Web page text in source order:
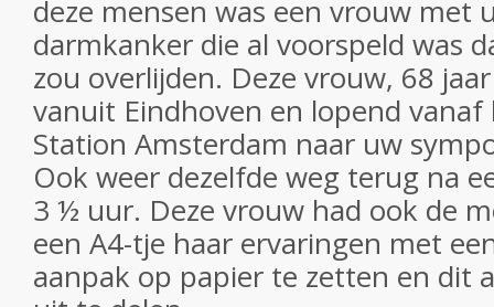
deze mensen was een vrouw met
darmkanker die al voorspeld was
zou overlijden. Deze vrouw, 68
vanuit Eindhoven en lopend
Station Amsterdam naar uw
Ook weer dezelfde weg terug na
3 ½ uur. Deze vrouw had ook de
een A4-tje haar ervaringen met
aanpak op papier te zetten en dit